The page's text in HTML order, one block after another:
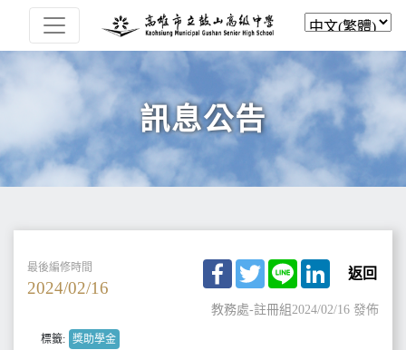
訊息公告
最後編修時間
2024/02/16
Facebook
TwitterLine LinkedIn
返回
教務處-註冊組2024/02/16 發佈
標籤: 獎助學金